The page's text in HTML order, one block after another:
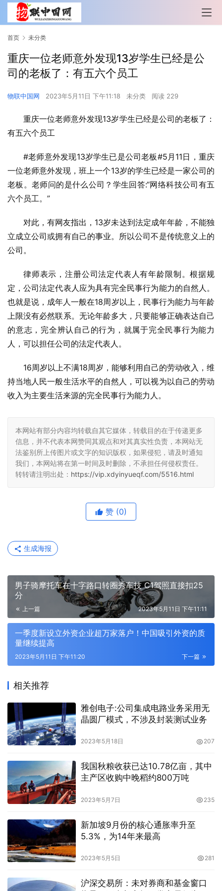
首页 未分类
重庆一位老师意外发现13岁学生已经是公
司的老板了：有五六个员工
物联中国网 2023年5月11日 下午11:18 未分类 阅读 229
重庆一位老师意外发现13岁学生已经是公司的老板了：
有五六个员工
#老师意外发现13岁学生已是公司老板#5月11日，重庆
一位老师意外发现，班上一个13岁的学生已经是一家公司的
老板。老师问的是什么公司？学生回答:“网络科技公司有五
六个员工。”
对此，有网友指出，13岁未达到法定成年年龄，不能独
立成立公司或拥有自己的事业。所以公司不是传统意义上的
公司。
律师表示，注册公司法定代表人有年龄限制。根据规
定，公司法定代表人应为具有完全民事行为能力的自然人。
也就是说，成年人一般在18周岁以上，民事行为能力与年龄
上限没有必然联系。无论年龄多大，只要能够正确表达自己
的意志，完全辨认自己的行为，就属于完全民事行为能力
人，可以担任公司的法定代表人。
16周岁以上不满18周岁，能够利用自己的劳动收入，维
持当地人民一般生活水平的自然人，可以视为以自己的劳动
收入为主要生活来源的完全民事行为能力人。
本网站有部分内容均转载自其它媒体，转载目的在于传递更多
信息，并不代表本网赞同其观点和对其真实性负责，本网站无
法鉴别所上传图片或文字的知识版权，如果侵犯，请及时通知
我们，本网站将在第一时间及时删除，不承担任何侵权责任。
转转请注明出处： https://vip.xdyinyueqf.com/5516.html
赞 (0)
生成海报
男子骑摩托车在十字路口转圈秀车技 C1驾照直接扣25
分
上一篇 2023年5月11日 下午11:11
一季度新设立外资企业超万家落户！中国吸引外资的质
量继续提高
下一篇
2023年5月11日 下午11:20
相关推荐
雅创电子:公司集成电路业务采用无
晶圆厂模式，不涉及封装测试业务
2023年5月18日 207
我国秋粮收获已达10.78亿亩，其中
主产区收购中晚稻约800万吨
2023年5月7日 235
新加坡9月份的核心通胀率升至
5.3%，为14年来最高
2023年5月5日 281
沪深交易所：未对券商和基金窗口